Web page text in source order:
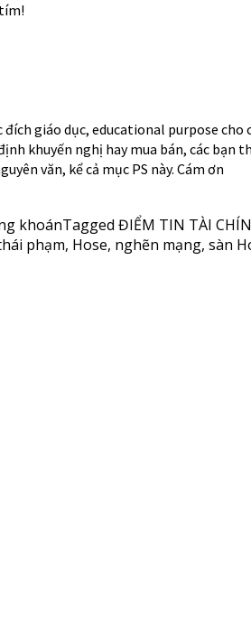
giáo dục, educational purpose cho
khuyến nghị hay mua bán, các bạn
văn, kể cả mục PS này. Cám ơn
khoánTagged ĐIỂM TIN TÀI
phạm, Hose, nghẽn mạng, sàn